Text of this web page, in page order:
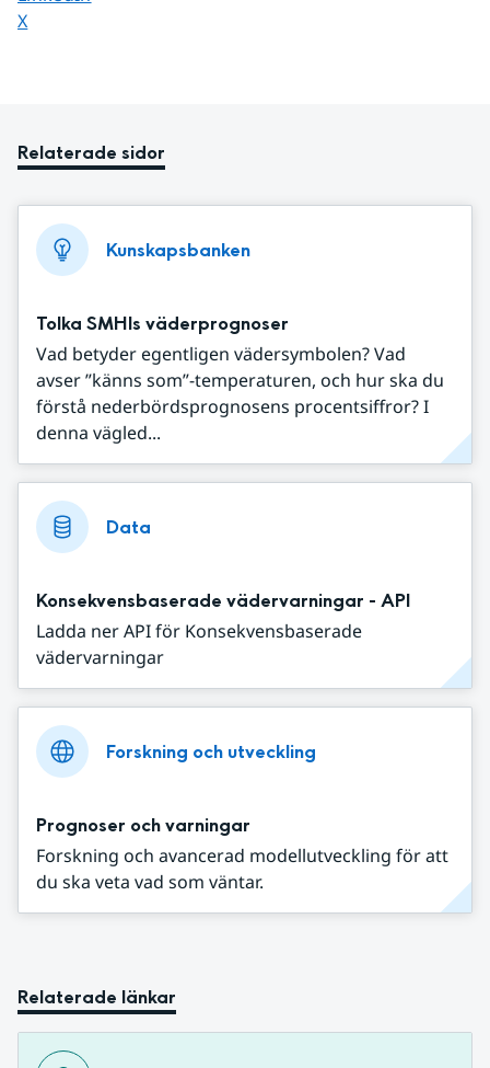
Dela sidan på
X
Relaterade sidor
Kunskapsbanken
Tolka SMHIs väderprognoser
Vad betyder egentligen vädersymbolen? Vad
avser ”känns som”-temperaturen, och hur ska du
förstå nederbördsprognosens procentsiffror? I
denna vägled...
Data
Konsekvensbaserade vädervarningar - API
Ladda ner API för Konsekvensbaserade
vädervarningar
Forskning och utveckling
Prognoser och varningar
Forskning och avancerad modellutveckling för att
du ska veta vad som väntar.
Relaterade länkar